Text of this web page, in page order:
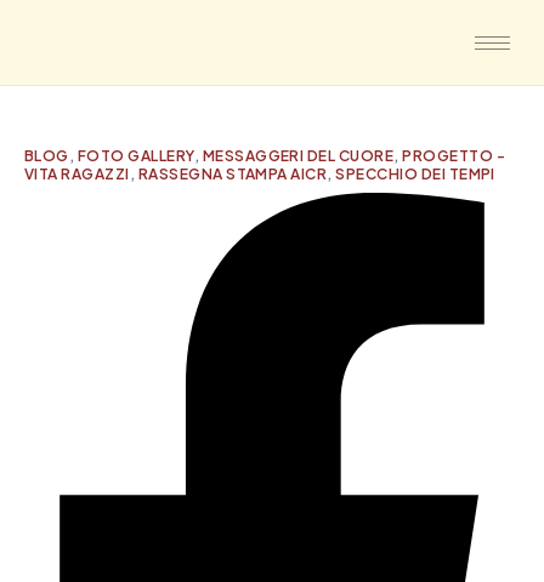
BLOG , FOTO GALLERY, MESSAGGERI DEL CUORE,PROGETTO -
VITA RAGAZZI, RASSEGNA STAMPA AICR,SPECCHIO DEI TEMPI